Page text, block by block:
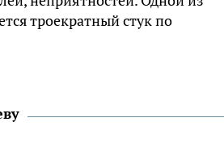
троекратный стук по